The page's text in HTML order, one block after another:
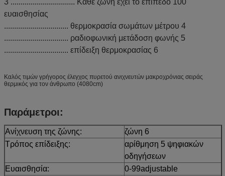
ευαισθησίας
................................ θερμοκρασία σωμάτων μέτρου 4
................................ ραδιοφωνική μετάδοση φωνής 5
................................ επίδειξη θερμοκρασίας 6
Καλός τιμών γρήγορος έλεγχος πυρετού ανιχνευτών μακροχρόνιας σειράς
θερμικός για τον άνθρωπο (4080cm)
Παράμετροι:
Ανίχνευση της ζώνης:
ζώνη 6
Τρόπος επίδειξης:
αρίθμηση 5 ψηφιακών
οδηγήσεων
Ευαισθησία:
0-99adjustable